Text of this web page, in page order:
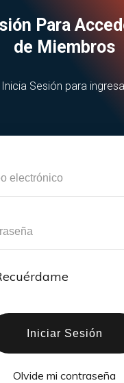
Para
de Miembros
Inicia Sesión para
Iniciar Sesión
Olvide mi contraseña